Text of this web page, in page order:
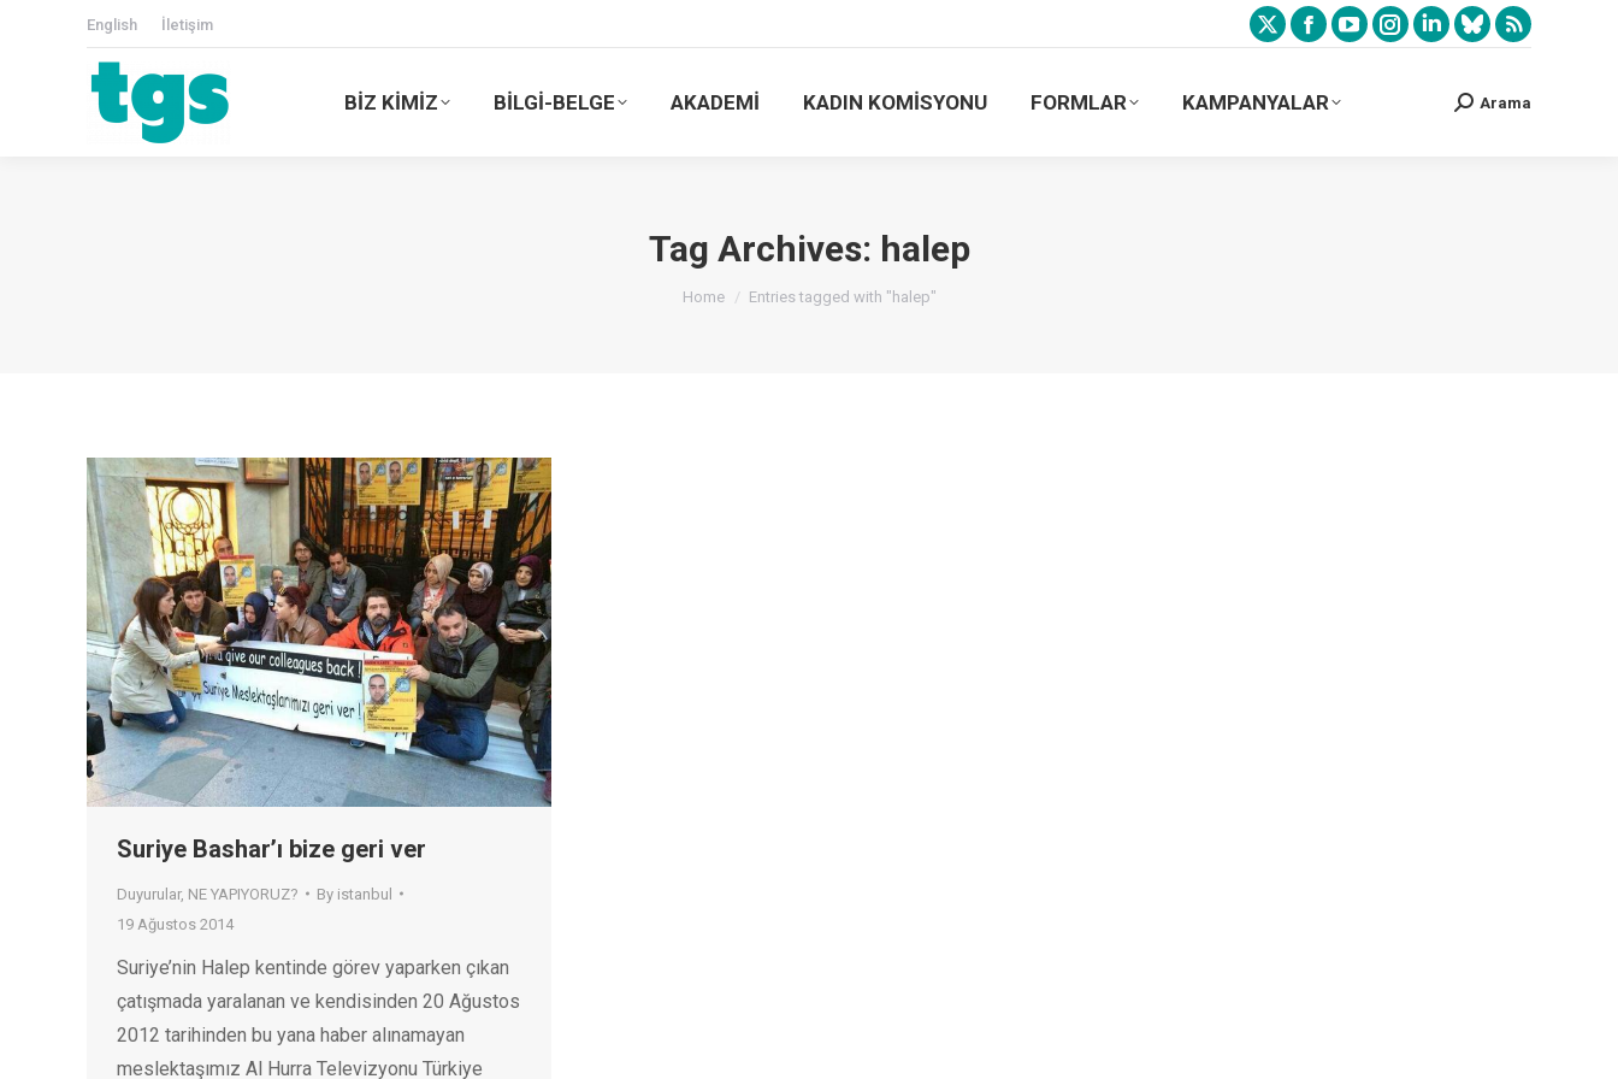
English İletişim
BİZ KİMİZ BİLGİ-BELGE AKADEMİ KADIN KOMİSYONU FORMLAR KAMPANYALAR Arama
Tag Archives: halep
You are here:
Home Entries tagged with "halep"
Suriye Bashar’ı bize geri ver
Duyurular, NE YAPIYORUZ? By istanbul
19 Ağustos 2014
Suriye’nin Halep kentinde görev yaparken çıkan
çatışmada yaralanan ve kendisinden 20 Ağustos
2012 tarihinden bu yana haber alınamayan
meslektaşımız Al Hurra Televizyonu Türkiye